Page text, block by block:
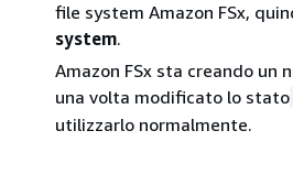
file system Amazon FSx,
system.
Amazon FSx sta creando un
una volta modificato lo stato
utilizzarlo normalmente.